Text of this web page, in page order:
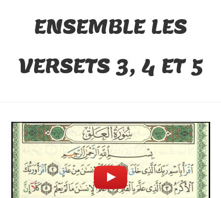
ENSEMBLE LES
VERSETS 3, 4 ET 5